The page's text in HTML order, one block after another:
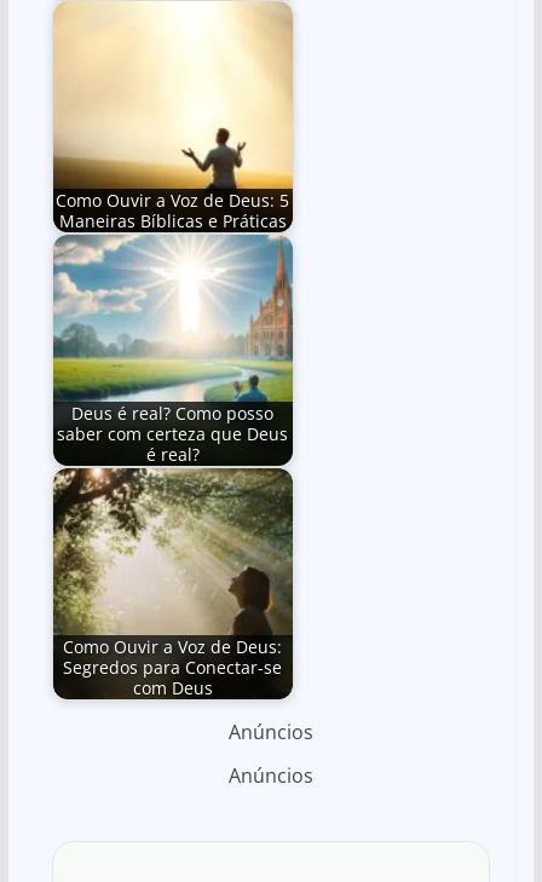
Como Ouvir a Voz de Deus: 5
Maneiras Bíblicas e Práticas
Deus é real? Como posso
saber com certeza que Deus
é real?
Como Ouvir a Voz de Deus:
Segredos para Conectar-se
com Deus
Anúncios
Anúncios